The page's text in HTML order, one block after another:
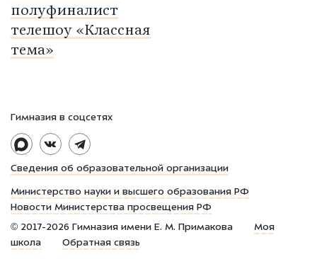
полуфиналист
телешоу «Классная
тема»
Сведения об образовательной организации
Министерство науки и высшего образования РФ
Новости Министерства просвещения РФ
© 2017-2026 Гимназия имени Е. М. Примакова
Моя
школа
Обратная связь
Гимназия в соцсетях